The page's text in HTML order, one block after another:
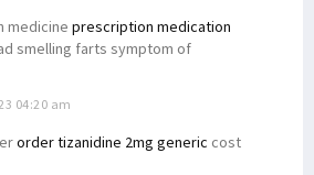
medicine prescription medication
smelling farts symptom of
04:20 am
order tizanidine 2mg generic cost